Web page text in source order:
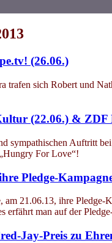
(26.06.)
trafen sich Robert und
(22.06.) & ZDF
sympathischen Auftritt
For Love“!
Pledge-
am 21.06.13, ihre
erfährt man auf der
Jay-Preis zu